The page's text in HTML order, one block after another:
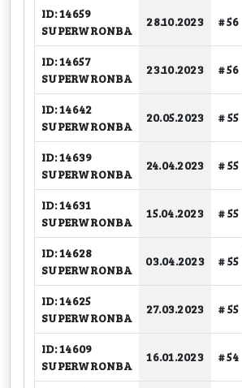
ID: 14659
SUPERWRONBA
28.10.2023 # 56
ID: 14657
SUPERWRONBA
23.10.2023 # 56
ID: 14642
SUPERWRONBA
20.05.2023 # 55
ID: 14639
SUPERWRONBA
24.04.2023 # 55
ID: 14631
SUPERWRONBA
15.04.2023 # 55
ID: 14628
SUPERWRONBA
03.04.2023 # 55
ID: 14625
SUPERWRONBA
27.03.2023 # 55
ID: 14609
SUPERWRONBA
16.01.2023 # 54